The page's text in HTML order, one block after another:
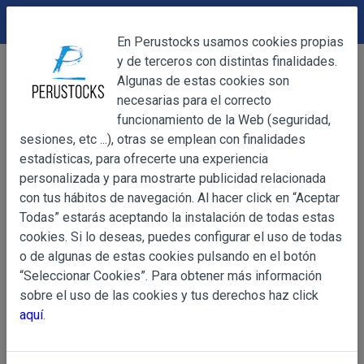
Productos Frescos
Vegetales
Platanito Manzano 500g (REFRIGERADO)
OBJETO
Información
Básica
sobre
de Datos
OBJETO
Las presentes Condiciones Generales regulan la
web www.perustocks.es, del que es titular ALBERT
YACARINE (en adelante, PERUSTOCKS).
La adquisición de cualesquiera de los productos
DEVOLUCIONES
En Perustocks usamos cookies propias
y de terceros con distintas finalidades.
Algunas de estas cookies son
necesarias para el correcto
funcionamiento de la Web (seguridad,
sesiones, etc ...), otras se emplean con finalidades
estadísticas, para ofrecerte una experiencia
personalizada y para mostrarte publicidad relacionada
con tus hábitos de navegación. Al hacer click en “Aceptar
Todas” estarás aceptando la instalación de todas estas
cookies. Si lo deseas, puedes configurar el uso de todas
o de algunas de estas cookies pulsando en el botón
“Seleccionar Cookies”. Para obtener más información
sobre el uso de las cookies y tus derechos haz click
aquí.